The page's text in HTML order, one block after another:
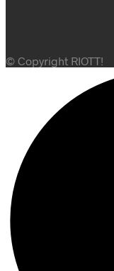
© Copyright RIOTT!